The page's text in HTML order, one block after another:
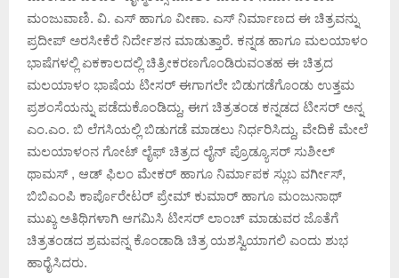
ಮಂಜುವಾಣಿ. ವಿ. ಎಸ್ ಹಾಗೂ ವೀಣಾ. ಎಸ್ ನಿರ್ಮಾಣದ ಈ ಚಿತ್ರವನ್ನು
ಪ್ರದೀಪ್ ಅರಸೀಕೆರೆ ನಿರ್ದೇಶನ ಮಾಡುತ್ತಾರೆ. ಕನ್ನಡ ಹಾಗೂ ಮಲಯಾಳಂ
ಭಾಷೆಗಳಲ್ಲಿ ಏಕಕಾಲದಲ್ಲಿ ಚಿತ್ರೀಕರಣಗೊಂಡಿರುವಂತಹ ಈ ಚಿತ್ರದ
ಮಲಯಾಳಂ ಭಾಷೆಯ ಟೀಸರ್ ಈಗಾಗಲೇ ಬಿಡುಗಡೆಗೊಂಡು ಉತ್ತಮ
ಪ್ರಶಂಸೆಯನ್ನು ಪಡೆದುಕೊಂಡಿದ್ದು, ಈಗ ಚಿತ್ರತಂಡ ಕನ್ನಡದ ಟೀಸರ್ ಅನ್ನ
ಎಂ.ಎಂ. ಬಿ ಲೆಗಸಿಯಲ್ಲಿ ಬಿಡುಗಡೆ ಮಾಡಲು ನಿರ್ಧರಿಸಿದ್ದು, ವೇದಿಕೆ ಮೇಲೆ
ಮಲಯಾಳಂನ ಗೋಟ್ ಲೈಫ್ ಚಿತ್ರದ ಲೈನ್ ಪ್ರೊಡ್ಯೂಸರ್ ಸುಶೀಲ್
ಥಾಮಸ್ , ಆಡ್ ಫಿಲಂ ಮೇಕರ್ ಹಾಗೂ ನಿರ್ಮಾಪಕ ಸ್ಲುಬ ವರ್ಗೀಸ್,
ಬಿಬಿಎಂಪಿ ಕಾರ್ಪೊರೇಟರ್ ಪ್ರೇಮ್ ಕುಮಾರ್ ಹಾಗೂ ಮಂಜುನಾಥ್
ಮುಖ್ಯ ಅತಿಥಿಗಳಾಗಿ ಆಗಮಿಸಿ ಟೀಸರ್ ಲಾಂಚ್ ಮಾಡುವರ ಜೊತೆಗೆ
ಚಿತ್ರತಂಡದ ಶ್ರಮವನ್ನ ಕೊಂಡಾಡಿ ಚಿತ್ರ ಯಶಸ್ವಿಯಾಗಲಿ ಎಂದು ಶುಭ
ಹಾರೈಸಿದರು.